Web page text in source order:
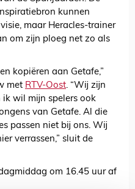
kunnen
maar Heracles-trainer
om zijn ploeg net zo als
kopiëren aan Getafe,”
met RTV-Oost. “Wij zijn
ik wil mijn spelers ook
van Getafe. Al die
passen niet bij ons. Wij
verrassen,” sluit de
om 16.45 uur af